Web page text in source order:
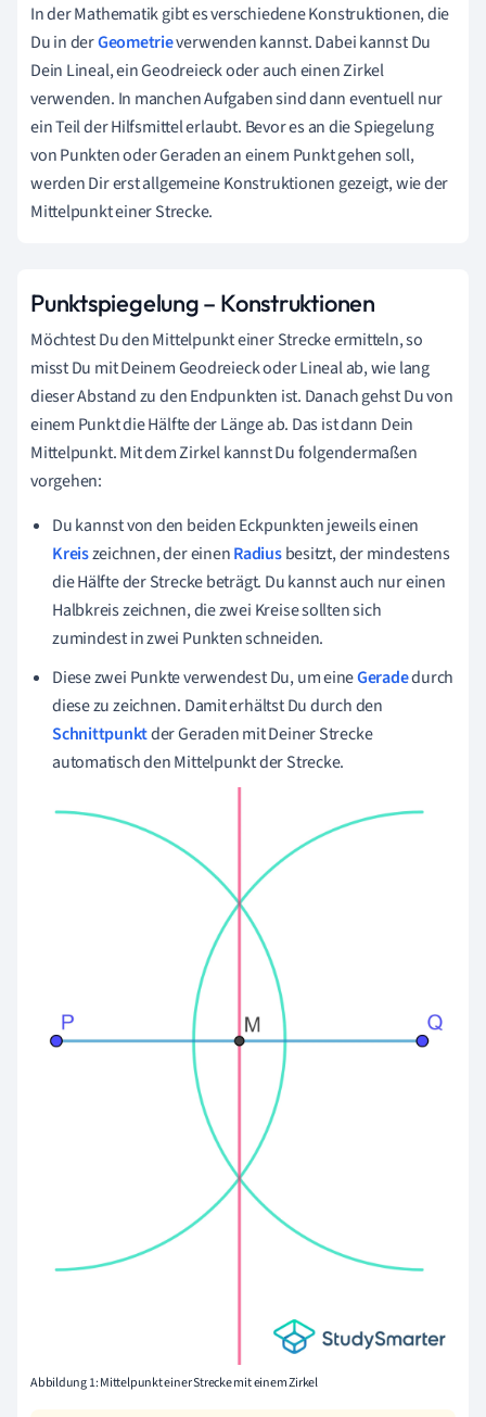
In der Mathematik gibt es verschiedene Konstruktionen, die
Du in derGeometrieverwenden kannst. Dabei kannst Du
Dein Lineal, ein Geodreieck oder auch einen Zirkel
verwenden. In manchen Aufgaben sind dann eventuell nur
ein Teil der Hilfsmittel erlaubt. Bevor es an die Spiegelung
von Punkten oder Geraden an einem Punkt gehen soll,
werden Dir erst allgemeine Konstruktionen gezeigt, wie der
Mittelpunkt einer Strecke.
Punktspiegelung – Konstruktionen
Möchtest Du den Mittelpunkt einer Strecke ermitteln, so
misst Du mit Deinem Geodreieck oder Lineal ab, wie lang
dieser Abstand zu den Endpunkten ist. Danach gehst Du von
einem Punkt die Hälfte der Länge ab. Das ist dann Dein
Mittelpunkt. Mit dem Zirkel kannst Du folgendermaßen
vorgehen:
Du kannst von den beiden Eckpunkten jeweils einen
Kreiszeichnen, der einenRadiusbesitzt, der mindestens
die Hälfte der Strecke beträgt. Du kannst auch nur einen
Halbkreis zeichnen, die zwei Kreise sollten sich
zumindest in zwei Punkten schneiden.
Diese zwei Punkte verwendest Du, um eineGeradedurch
diese zu zeichnen. Damit erhältst Du durch den
Schnittpunktder Geraden mit Deiner Strecke
automatisch den Mittelpunkt der Strecke.
Abbildung 1: Mittelpunkt einer Strecke mit einem Zirkel